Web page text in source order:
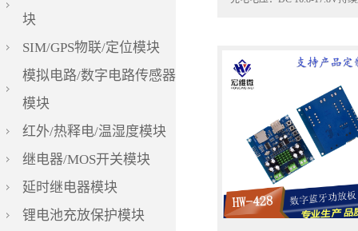
块
SIM/GPS物联/定位模块
模拟电路/数字电路传感器
模块
红外/热释电/温湿度模块
继电器/MOS开关模块
延时继电器模块
锂电池充放保护模块